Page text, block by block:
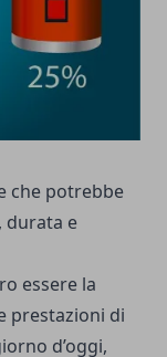
che potrebbe
durata e
essere la
prestazioni di
d’oggi,